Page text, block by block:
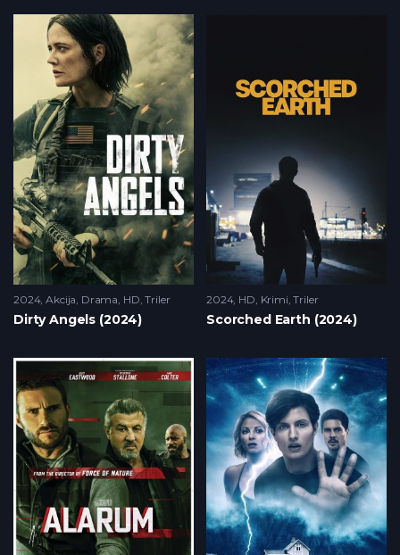
2024 Akcija Drama HD ,Triler
Dirty Angels (2024)
2024 HD Krimi ,Triler
Scorched Earth (2024)